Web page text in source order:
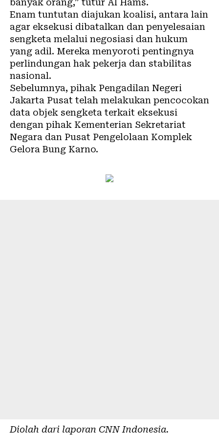
banyak orang,” tutur Al Hams.
Enam tuntutan diajukan koalisi, antara lain
agar eksekusi dibatalkan dan penyelesaian
sengketa melalui negosiasi dan hukum
yang adil. Mereka menyoroti pentingnya
perlindungan hak pekerja dan stabilitas
nasional.
Sebelumnya, pihak Pengadilan Negeri
Jakarta Pusat telah melakukan pencocokan
data objek sengketa terkait eksekusi
dengan pihak Kementerian Sekretariat
Negara dan Pusat Pengelolaan Komplek
Gelora Bung Karno.
Diolah dari laporan CNN Indonesia.